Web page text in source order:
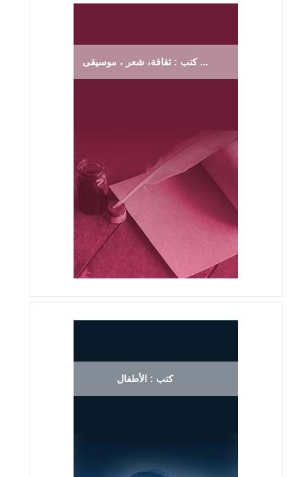
كتب : ثقافة، شعر ، موسيقى ...
كتب : الأطفال